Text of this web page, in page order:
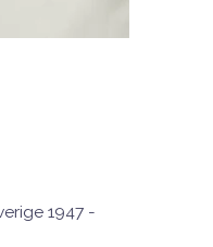
1947 -